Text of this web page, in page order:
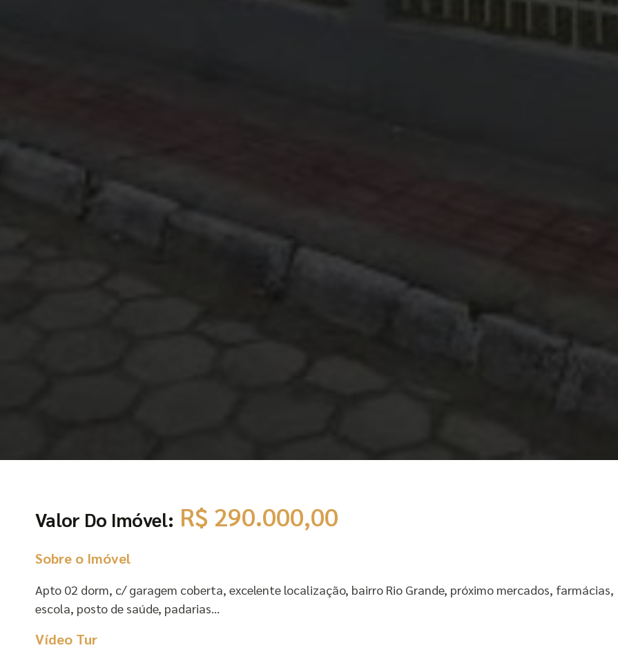
Valor Do Imóvel: R$ 290.000,00
Sobre o Imóvel
Apto 02 dorm, c/ garagem coberta, excelente localização, bairro Rio Grande, próximo mercados, farmácias,
escola, posto de saúde, padarias…
Vídeo Tur